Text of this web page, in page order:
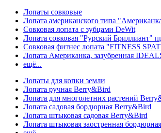
Лопаты совковые
Лопата американского типа
Совковая лопата с зубцами DeWit
Лопата совковая "Рурский Бриллиант"
Совковая фитнес лопата "FITNESS
Лопата Американка, зазубренная
ещё...
Лопаты для копки земли
Лопата ручная Berry&Bird
Лопата для многолетних растений
Лопата садовая бордюрная Berry&Bird
Лопата штыковая садовая Berry&Bird
Лопата штыковая заостренная